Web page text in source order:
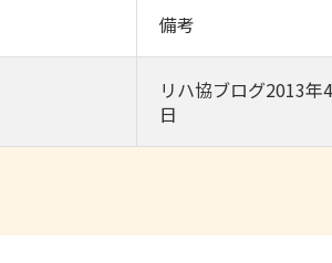
備考
リハ協ブログ2013年
日